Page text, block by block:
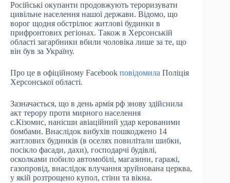
Російські окупанти продовжують тероризувати
цивільне населення нашої держави. Відомо, що
ворог щодня обстрілює житлові будинки в
прифронтових регіонах. Також в Херсонській
області загарбники вбили чоловіка лише за те, що
він був за Україну.
Про це в офіційному Facebook повідомила Поліція
Херсонської області.
Зазначається, що в день армія рф знову здійснила
акт терору проти мирного населення
с.Кізомис, нанісши авіаційний удар керованими
бомбами. Внаслідок вибухів пошкоджено 14
житлових будинків (в оселях повилітали шибки,
посікло фасади, дахи), господарчі будівлі,
осколками побило автомобілі, магазини, гаражі,
газопровід, внаслідок влучання зруйнована церква,
у якій розтрощено купол, стіни та вікна.